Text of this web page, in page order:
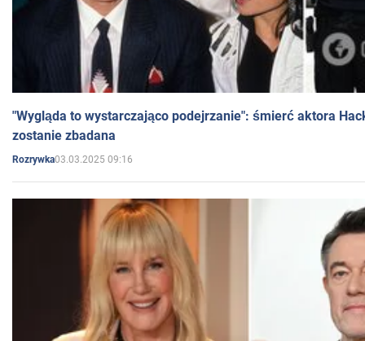
"Wygląda to wystarczająco podejrzanie": śmierć aktora
zostanie zbadana
Rozrywka03.03.2025 09:16